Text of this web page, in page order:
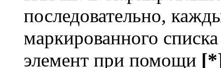
последовательно,
маркированного
элемент при помощи